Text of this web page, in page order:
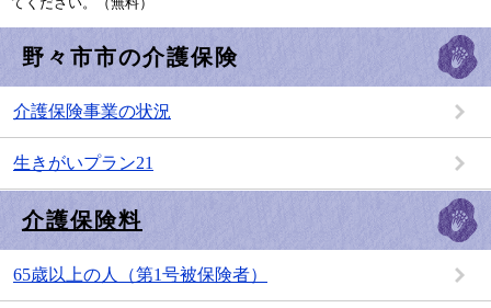
野々市市の介護保険
介護保険事業の状況
生きがいプラン21
介護保険料
65歳以上の人（第1号被保険者）